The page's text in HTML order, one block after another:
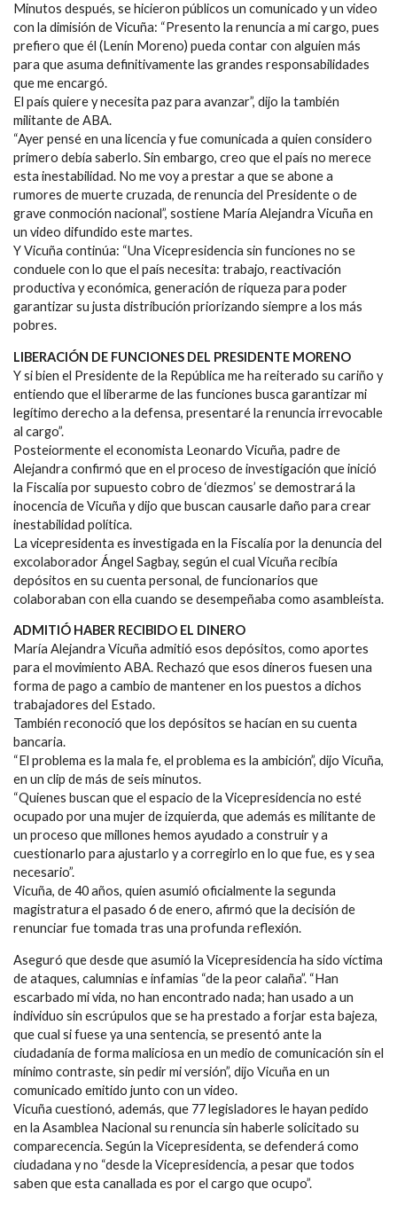
Minutos después, se hicieron públicos un comunicado y un video
con la dimisión de Vicuña: “Presento la renuncia a mi cargo, pues
prefiero que él (Lenín Moreno) pueda contar con alguien más
para que asuma definitivamente las grandes responsabilidades
que me encargó.
El país quiere y necesita paz para avanzar”, dijo la también
militante de ABA.
“Ayer pensé en una licencia y fue comunicada a quien considero
primero debía saberlo. Sin embargo, creo que el país no merece
esta inestabilidad. No me voy a prestar a que se abone a
rumores de muerte cruzada, de renuncia del Presidente o de
grave conmoción nacional”, sostiene María Alejandra Vicuña en
un video difundido este martes.
Y Vicuña continúa: “Una Vicepresidencia sin funciones no se
conduele con lo que el país necesita: trabajo, reactivación
productiva y económica, generación de riqueza para poder
garantizar su justa distribución priorizando siempre a los más
pobres.
LIBERACIÓN DE FUNCIONES DEL PRESIDENTE MORENO
Y si bien el Presidente de la República me ha reiterado su cariño y
entiendo que el liberarme de las funciones busca garantizar mi
legítimo derecho a la defensa, presentaré la renuncia irrevocable
al cargo”.
Posteiormente el economista Leonardo Vicuña, padre de
Alejandra confirmó que en el proceso de investigación que inició
la Fiscalía por supuesto cobro de ‘diezmos’ se demostrará la
inocencia de Vicuña y dijo que buscan causarle daño para crear
inestabilidad política.
La vicepresidenta es investigada en la Fiscalía por la denuncia del
excolaborador Ángel Sagbay, según el cual Vicuña recibía
depósitos en su cuenta personal, de funcionarios que
colaboraban con ella cuando se desempeñaba como asambleísta.
ADMITIÓ HABER RECIBIDO EL DINERO
María Alejandra Vicuña admitió esos depósitos, como aportes
para el movimiento ABA. Rechazó que esos dineros fuesen una
forma de pago a cambio de mantener en los puestos a dichos
trabajadores del Estado.
También reconoció que los depósitos se hacían en su cuenta
bancaria.
“El problema es la mala fe, el problema es la ambición”, dijo Vicuña,
en un clip de más de seis minutos.
“Quienes buscan que el espacio de la Vicepresidencia no esté
ocupado por una mujer de izquierda, que además es militante de
un proceso que millones hemos ayudado a construir y a
cuestionarlo para ajustarlo y a corregirlo en lo que fue, es y sea
necesario”.
Vicuña, de 40 años, quien asumió oficialmente la segunda
magistratura el pasado 6 de enero, afirmó que la decisión de
renunciar fue tomada tras una profunda reflexión.
Aseguró que desde que asumió la Vicepresidencia ha sido víctima
de ataques, calumnias e infamias “de la peor calaña”. “Han
escarbado mi vida, no han encontrado nada; han usado a un
individuo sin escrúpulos que se ha prestado a forjar esta bajeza,
que cual si fuese ya una sentencia, se presentó ante la
ciudadanía de forma maliciosa en un medio de comunicación sin el
mínimo contraste, sin pedir mi versión”, dijo Vicuña en un
comunicado emitido junto con un video.
Vicuña cuestionó, además, que 77 legisladores le hayan pedido
en la Asamblea Nacional su renuncia sin haberle solicitado su
comparecencia. Según la Vicepresidenta, se defenderá como
ciudadana y no “desde la Vicepresidencia, a pesar que todos
saben que esta canallada es por el cargo que ocupo”.